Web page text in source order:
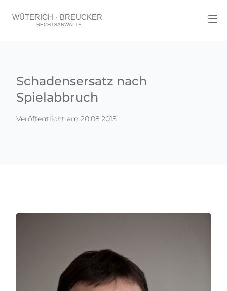
Schadensersatz nach
Spielabbruch
Veröffentlicht am 20.08.2015